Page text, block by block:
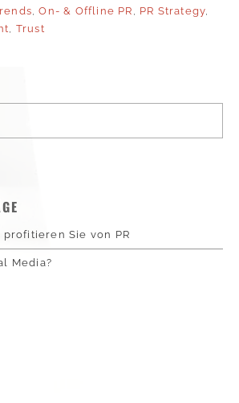
,On- & Offline PR PR Strategy
Trust
profitieren Sie von PR
Media?